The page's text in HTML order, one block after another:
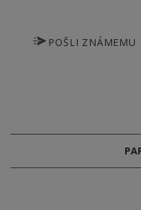
POŠLI ZNÁMEMU